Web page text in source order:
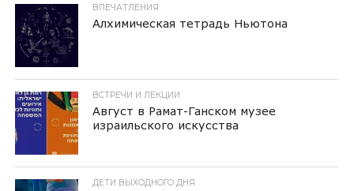
ВПЕЧАТЛЕНИЯ
Алхимическая тетрадь Ньютона
ВСТРЕЧИ И ЛЕКЦИИ
Август в Рамат-Ганском музее
израильского искусства
ДЕТИ ВЫХОДНОГО ДНЯ